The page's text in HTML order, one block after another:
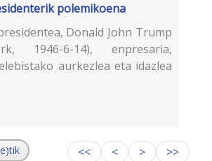
polemikoena
Donald John Trump
1946-6-14), enpresaria,
aurkezlea eta idazlea
<< < > >>